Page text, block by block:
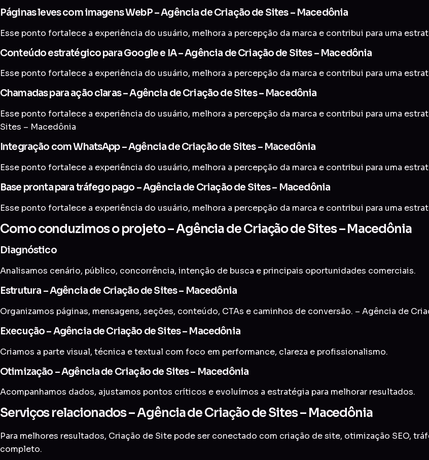
Páginas leves com imagens WebP – Agência de Criação de Sites – Macedônia
Esse ponto fortalece a experiência do usuário, melhora a percepção da marca e contribui para uma
Conteúdo estratégico para Google e IA – Agência de Criação de Sites – Macedônia
Esse ponto fortalece a experiência do usuário, melhora a percepção da marca e contribui para uma
Chamadas para ação claras – Agência de Criação de Sites – Macedônia
Esse ponto fortalece a experiência do usuário, melhora a percepção da marca e contribui para uma
Sites – Macedônia
Integração com WhatsApp – Agência de Criação de Sites – Macedônia
Esse ponto fortalece a experiência do usuário, melhora a percepção da marca e contribui para uma
Base pronta para tráfego pago – Agência de Criação de Sites – Macedônia
Esse ponto fortalece a experiência do usuário, melhora a percepção da marca e contribui para uma
Como conduzimos o projeto – Agência de Criação de Sites – Macedônia
Diagnóstico
Analisamos cenário, público, concorrência, intenção de busca e principais oportunidades comerciais.
Estrutura – Agência de Criação de Sites – Macedônia
Organizamos páginas, mensagens, seções, conteúdo, CTAs e caminhos de conversão. – Agência de
Execução – Agência de Criação de Sites – Macedônia
Criamos a parte visual, técnica e textual com foco em performance, clareza e profissionalismo.
Otimização – Agência de Criação de Sites – Macedônia
Acompanhamos dados, ajustamos pontos críticos e evoluímos a estratégia para melhorar resultados.
Serviços relacionados – Agência de Criação de Sites – Macedônia
Para melhores resultados, Criação de Site pode ser conectado com criação de site, otimização SEO,
completo.